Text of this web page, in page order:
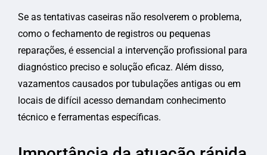
Se as tentativas caseiras não resolverem o problema,
como o fechamento de registros ou pequenas
reparações, é essencial a intervenção profissional para
diagnóstico preciso e solução eficaz. Além disso,
vazamentos causados por tubulações antigas ou em
locais de difícil acesso demandam conhecimento
técnico e ferramentas específicas.